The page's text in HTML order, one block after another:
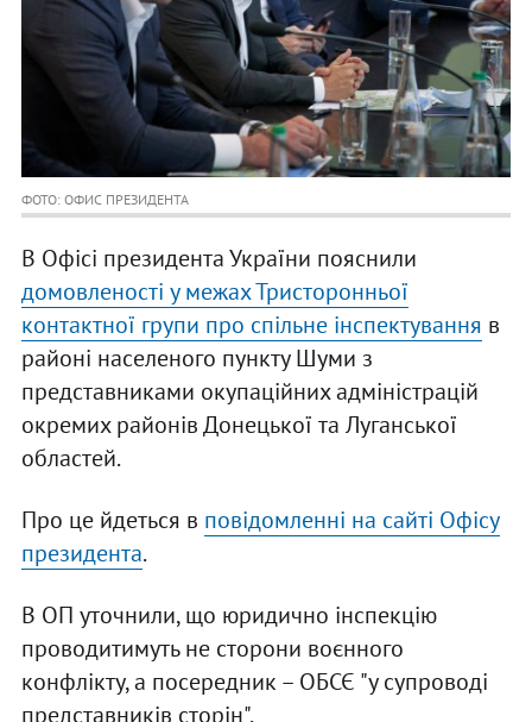
ФОТО: ОФИС ПРЕЗИДЕНТА
В Офісі президента України пояснили
домовленості у межах Тристоронньої
контактної групи про спільне інспектування в
районі населеного пункту Шуми з
представниками окупаційних адміністрацій
окремих районів Донецької та Луганської
областей.
Про це йдеться в повідомленні на сайті Офісу
президента.
В ОП уточнили, що юридично інспекцію
проводитимуть не сторони воєнного
конфлікту, а посередник – ОБСЄ "у супроводі
представників сторін".